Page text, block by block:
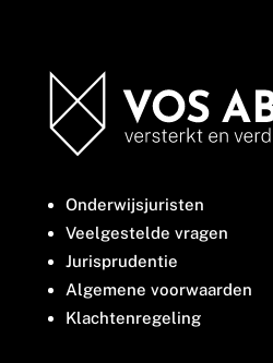
Onderwijsjuristen
Veelgestelde vragen
Jurisprudentie
Algemene voorwaarden
Klachtenregeling